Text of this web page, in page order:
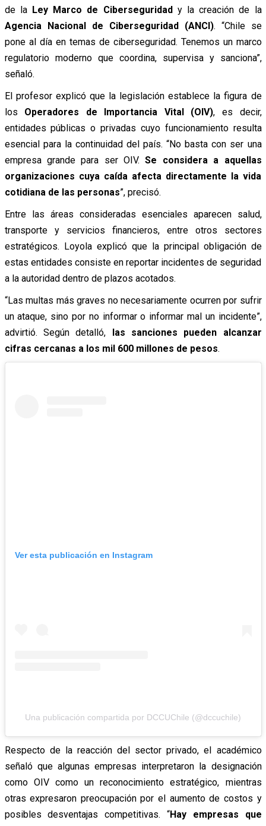
de la Ley Marco de Ciberseguridady la creación de la
Agencia Nacional de Ciberseguridad (ANCI). “Chile se
pone al día en temas de ciberseguridad. Tenemos un marco
regulatorio moderno que coordina, supervisa y sanciona”,
señaló.
El profesor explicó que la legislación establece la figura de
los Operadores de Importancia Vital (OIV), es decir,
entidades públicas o privadas cuyo funcionamiento resulta
esencial para la continuidad del país. “No basta con ser una
empresa grande para ser OIV.Se considera a aquellas
organizaciones cuya caída afecta directamente la vida
cotidiana de las personas”, precisó.
Entre las áreas consideradas esenciales aparecen salud,
transporte y servicios financieros, entre otros sectores
estratégicos. Loyola explicó que la principal obligación de
estas entidades consiste en reportar incidentes de seguridad
a la autoridad dentro de plazos acotados.
“Las multas más graves no necesariamente ocurren por sufrir
un ataque, sino por no informar o informar mal un incidente”,
advirtió. Según detalló, las sanciones pueden alcanzar
cifras cercanas a los mil 600 millones de pesos.
Ver esta publicación en Instagram
Una publicación compartida por DCCUChile (@dccuchile)
Respecto de la reacción del sector privado, el académico
señaló que algunas empresas interpretaron la designación
como OIV como un reconocimiento estratégico, mientras
otras expresaron preocupación por el aumento de costos y
posibles desventajas competitivas. “Hay empresas que